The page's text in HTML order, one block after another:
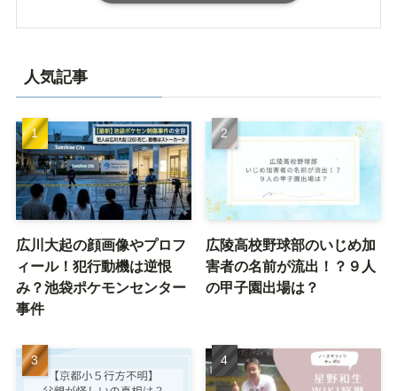
人気記事
広川大起の顔画像やプロフ
ィール！犯行動機は逆恨
み？池袋ポケモンセンター
事件
広陵高校野球部のいじめ加
害者の名前が流出！？９人
の甲子園出場は？